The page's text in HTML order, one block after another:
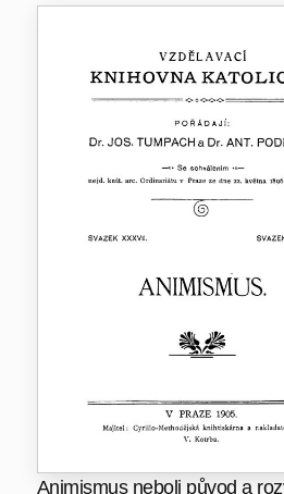
Animismus neboli původ a